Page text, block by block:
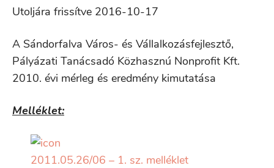
Utoljára frissítve 2016-10-17
A Sándorfalva Város- és Vállalkozásfejlesztő,
Pályázati Tanácsadó Közhasznú Nonprofit Kft.
2010. évi mérleg és eredmény kimutatása
Melléklet:
2011.05.26/06 – 1. sz. melléklet